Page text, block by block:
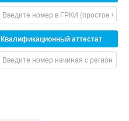
Квалификационный аттестат